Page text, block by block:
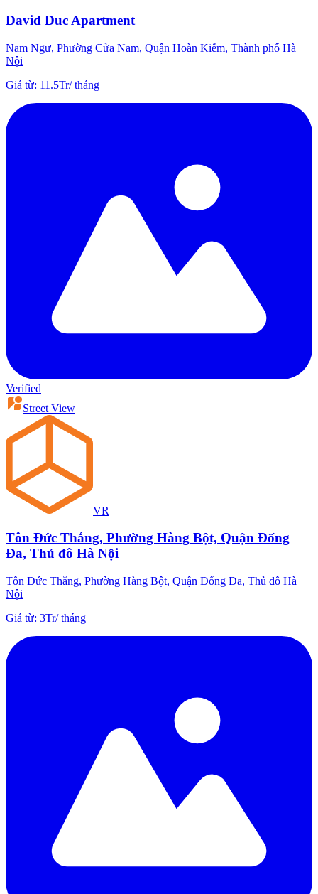
David Duc Apartment
Nam Ngư, Phường Cửa Nam, Quận Hoàn Kiếm, Thành phố Hà
Nội
Giá từ: 11.5Tr/tháng
Verified
Street View
VR
Tôn Đức Thắng, Phường Hàng Bột, Quận Đống
Đa, Thủ đô Hà Nội
Tôn Đức Thắng, Phường Hàng Bột, Quận Đống Đa, Thủ đô Hà
Nội
Giá từ: 3Tr/tháng